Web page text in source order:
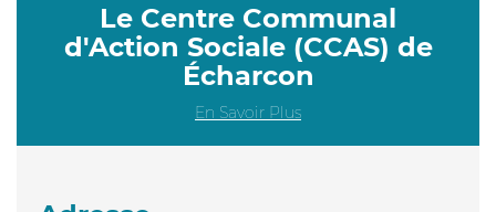
Le Centre Communal
d'Action Sociale (CCAS) de
Écharcon
En Savoir Plus